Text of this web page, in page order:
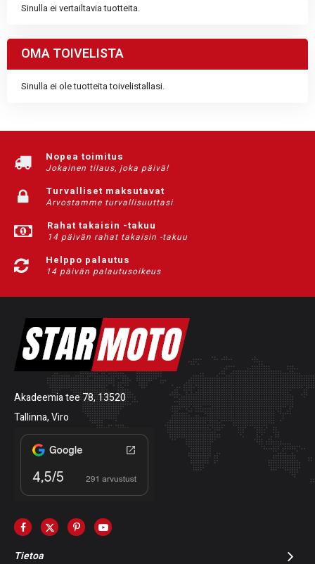
Sinulla ei vertailtavia tuotteita.
OMA TOIVELISTA
Sinulla ei ole tuotteita toivelistallasi.
Nopea toimitus
Jokainen tilaus, joka päivä!
Turvalliset maksutavat
Arvostamme turvallisuuttasi
Rahat takaisin -takuu
14 päivän rahat takaisin -takuu
Helppo palautus
14 päivän palautusoikeus
Akadeemia tee 78, 13520
Tallinna, Viro
Tietoa